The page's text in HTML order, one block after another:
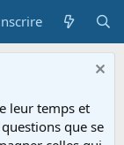
leur temps et
que se